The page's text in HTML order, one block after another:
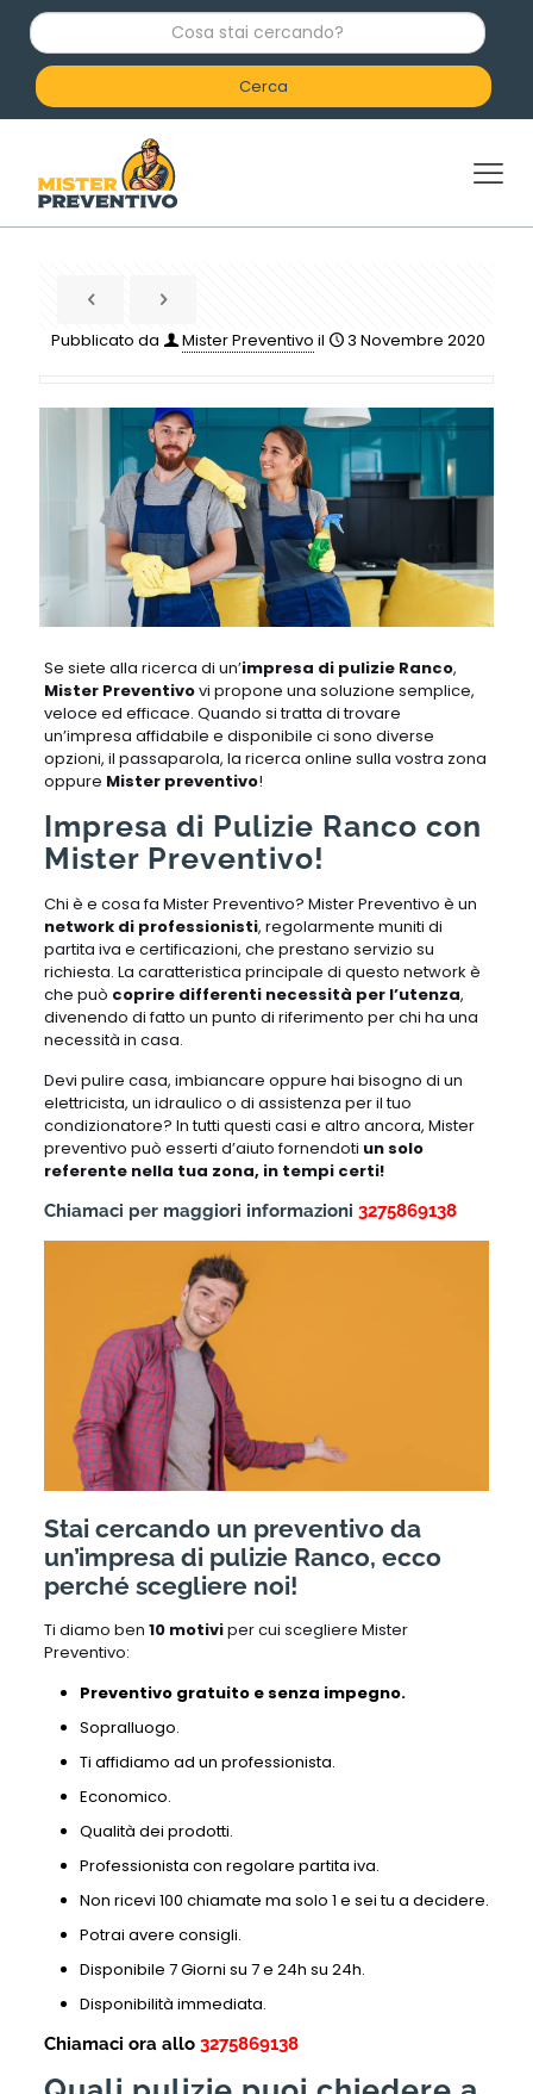
C
o
a
c
e
Pubblicato da Mister Preventivo il 3 Novembre 2020
Se siete alla ricerca di un’impresa di pulizie Ranco,
Mister Preventivovi propone una soluzione semplice,
veloce ed efficace. Quando si tratta di trovare
un’impresa affidabile e disponibile ci sono diverse
opzioni, il passaparola, la ricerca online sulla vostra zona
oppure Mister preventivo!
Impresa di Pulizie Ranco con
Mister Preventivo!
Chi è e cosa fa Mister Preventivo? Mister Preventivo è un
network di professionisti, regolarmente muniti di
partita iva e certificazioni, che prestano servizio su
richiesta. La caratteristica principale di questo network è
che può coprire differenti necessità per l’utenza,
divenendo di fatto un punto di riferimento per chi ha una
necessità in casa.
Devi pulire casa, imbiancare oppure hai bisogno di un
elettricista, un idraulico o di assistenza per il tuo
condizionatore? In tutti questi casi e altro ancora, Mister
preventivo può esserti d’aiuto fornendoti un solo
referente nella tua zona, in tempi certi!
Chiamaci per maggiori informazioni 3275869138
Stai cercando un preventivo da
un’impresa di pulizie Ranco, ecco
perché scegliere noi!
Ti diamo ben 10 motiviper cui scegliere Mister
Preventivo:
Preventivo gratuito e senza impegno.
Sopralluogo.
Ti affidiamo ad un professionista.
Economico.
Qualità dei prodotti.
Professionista con regolare partita iva.
Non ricevi 100 chiamate ma solo 1 e sei tu a decidere.
Potrai avere consigli.
Disponibile 7 Giorni su 7 e 24h su 24h.
Disponibilità immediata.
Chiamaci ora allo 3275869138